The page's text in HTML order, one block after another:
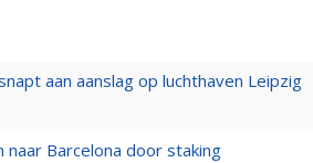
aan aanslag op luchthaven Leipzig
Barcelona door staking